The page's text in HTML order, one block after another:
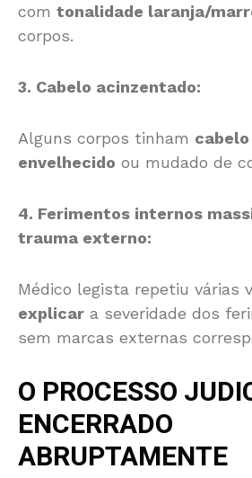
com tonalidade laranja/
corpos.
3. Cabelo acinzentado:
Alguns corpos tinham
envelhecido ou mudado de
4. Ferimentos internos
trauma externo:
Médico legista repetiu várias
explicar a severidade dos
sem marcas externas
O PROCESSO
ENCERRADO
ABRUPTAMENTE